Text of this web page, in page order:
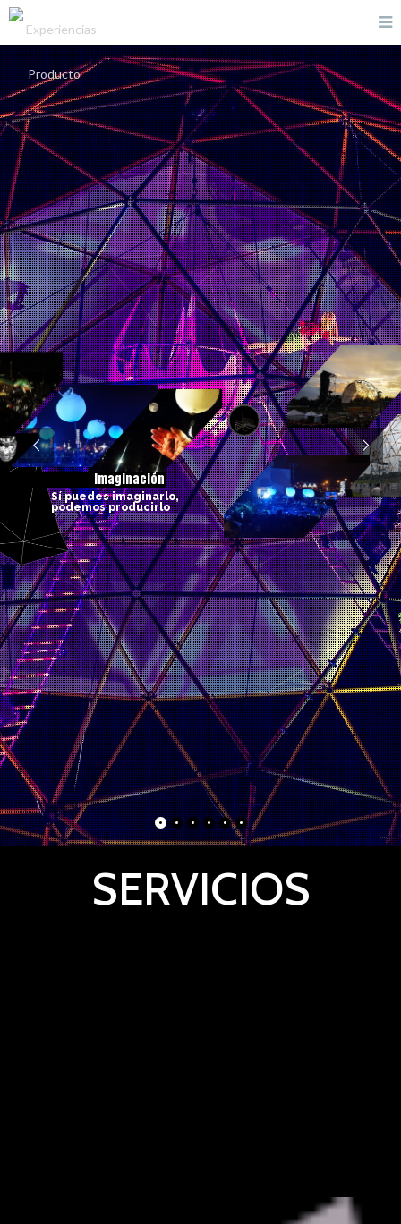
Imaginación
Sí puedes imaginarlo,
podemos producirlo
SERVICIOS